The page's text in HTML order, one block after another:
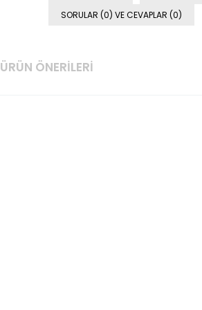
SORULAR (0) VE CEVAPLAR (0)
ÜRÜN ÖNERILERI